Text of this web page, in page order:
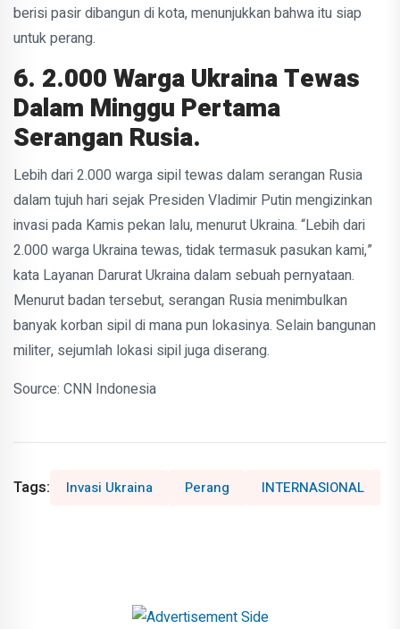
berisi pasir dibangun di kota, menunjukkan bahwa itu siap
untuk perang.
6. 2.000 Warga Ukraina Tewas
Dalam Minggu Pertama
Serangan Rusia.
Lebih dari 2.000 warga sipil tewas dalam serangan Rusia
dalam tujuh hari sejak Presiden Vladimir Putin mengizinkan
invasi pada Kamis pekan lalu, menurut Ukraina. “Lebih dari
2.000 warga Ukraina tewas, tidak termasuk pasukan kami,”
kata Layanan Darurat Ukraina dalam sebuah pernyataan.
Menurut badan tersebut, serangan Rusia menimbulkan
banyak korban sipil di mana pun lokasinya. Selain bangunan
militer, sejumlah lokasi sipil juga diserang.
Source: CNN Indonesia
Tags: Invasi Ukraina Perang INTERNASIONAL